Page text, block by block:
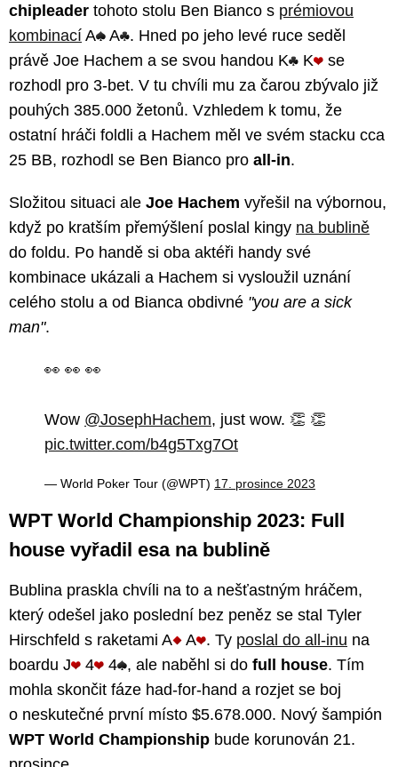
chipleader tohoto stolu Ben Bianco s prémiovou
kombinací A A . Hned po jeho levé ruce seděl
právě Joe Hachem a se svou handou K
K
se
rozhodl pro 3-bet. V tu chvíli mu za čarou zbývalo již
pouhých 385.000 žetonů. Vzhledem k tomu, že
ostatní hráči foldli a Hachem měl ve svém stacku cca
25 BB, rozhodl se Ben Bianco pro all-in.
Složitou situaci ale Joe Hachem vyřešil na výbornou,
když po kratším přemýšlení poslal kingy na bublině
do foldu. Po handě si oba aktéři handy své
kombinace ukázali a Hachem si vysloužil uznání
celého stolu a od Bianca obdivné "you are a sick
man".
👀 👀 👀
Wow @JosephHachem, just wow. 👏 👏
pic.twitter.com/b4g5Txg7Ot
— World Poker Tour (@WPT) 17. prosince 2023
WPT World Championship 2023: Full
house vyřadil esa na bublině
Bublina praskla chvíli na to a nešťastným hráčem,
který odešel jako poslední bez peněz se stal Tyler
Hirschfeld s raketami A
A . Ty poslal do all-inu na
boardu J
4 4 , ale naběhl si do full house. Tím
mohla skončit fáze had-for-hand a rozjet se boj
o neskutečné první místo $5.678.000. Nový šampión
WPT World Championship bude korunován 21.